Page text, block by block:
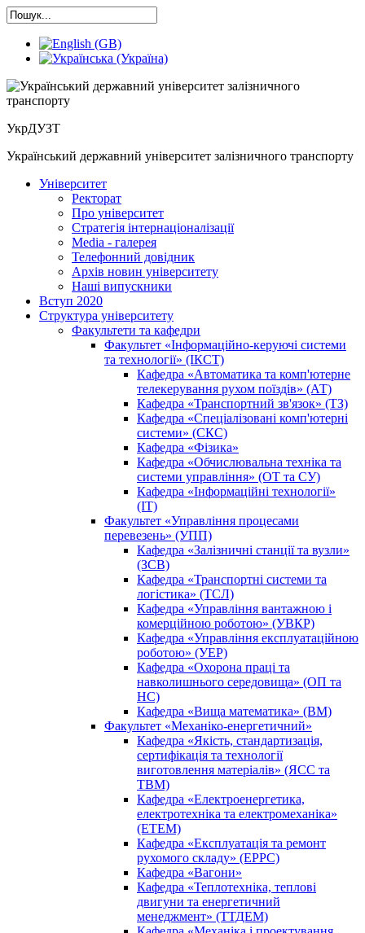
УкрДУЗТ
Український державний університет залізничного транспорту
Університет
Ректорат
Про університет
Cтратегія інтернаціоналізації
Media - галерея
Телефонний довідник
Архів новин університету
Наші випускники
Вступ 2020
Структура університету
Факультети та кафедри
Факультет «Інформаційно-керуючі системи
та технології» (ІКСТ)
Кафедра «Автоматика та комп'ютерне
телекерування рухом поїздів» (АТ)
Кафедра «Транспортний зв'язок» (ТЗ)
Кафедра «Спеціалізовані комп'ютерні
системи» (СКС)
Кафедра «Фізика»
Кафедра «Обчислювальна техніка та
системи управління» (ОТ та СУ)
Кафедра «Інформаційні технології»
(ІТ)
Факультет «Управління процесами
перевезень» (УПП)
Кафедра «Залізничні станції та вузли»
(ЗСВ)
Кафедра «Транспортні системи та
логістика» (ТСЛ)
Кафедра «Управління вантажною і
комерційною роботою» (УВКР)
Кафедра «Управління експлуатаційною
роботою» (УЕР)
Кафедра «Охорона праці та
навколишнього середовища» (ОП та
НС)
Кафедра «Вища математика» (ВМ)
Факультет «Механіко-енергетичний»
Кафедра «Якість, стандартизація,
сертифікація та технології
виготовлення матеріалів» (ЯСС та
ТВМ)
Кафедра «Електроенергетика,
електротехніка та електромеханіка»
(ЕТЕМ)
Кафедра «Експлуатація та ремонт
рухомого складу» (ЕРРС)
Кафедра «Вагони»
Кафедра «Теплотехніка, теплові
двигуни та енергетичний
менеджмент» (ТТДЕМ)